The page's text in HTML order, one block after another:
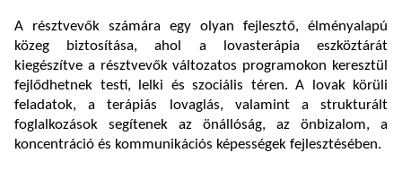
A résztvevők számára egy olyan fejlesztő, élményalapú
közeg biztosítása, ahol a lovasterápia eszköztárát
kiegészítve a résztvevők változatos programokon keresztül
fejlődhetnek testi, lelki és szociális téren. A lovak körüli
feladatok, a terápiás lovaglás, valamint a strukturált
foglalkozások segítenek az önállóság, az önbizalom, a
koncentráció és kommunikációs képességek fejlesztésében.